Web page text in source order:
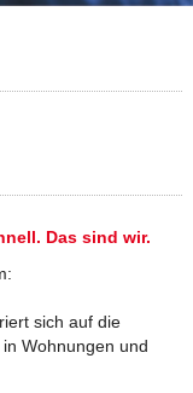
Das sind wir.
sich auf die
Wohnungen und